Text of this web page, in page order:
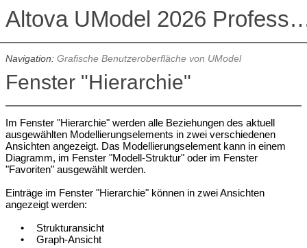
Altova UModel 2026
Navigation: Grafische Benutzeroberfläche von UModel
Fenster "Hierarchie"
Im Fenster "Hierarchie" werden alle Beziehungen des aktuell
ausgewählten Modellierungselements in zwei verschiedenen
Ansichten angezeigt. Das Modellierungselement kann in einem
Diagramm, im Fenster "Modell-Struktur" oder im Fenster
"Favoriten" ausgewählt werden.
Einträge im Fenster "Hierarchie" können in zwei Ansichten
angezeigt werden:
•
Strukturansicht
•
Graph-Ansicht